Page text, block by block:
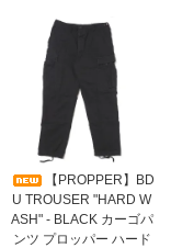
【PROPPER】BD
U TROUSER "HARD W
ASH" - BLACK カーゴパ
ンツ プロッパー ハード